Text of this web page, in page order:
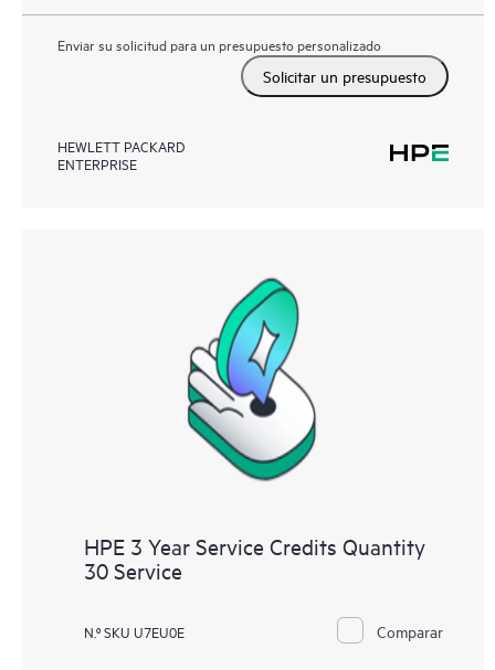
Enviar su solicitud para un presupuesto personalizado
Solicitar un presupuesto
HEWLETT PACKARD
ENTERPRISE
HPE 3 Year Service Credits Quantity
30 Service
N.º SKU U7EU0E Comparar